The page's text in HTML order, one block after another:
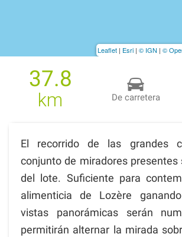
37.8
km De carretera
El recorrido de las grandes
conjunto de miradores presentes
del lote. Suficiente para
alimenticia de Lozère
vistas panorámicas serán
permitirán alternar la mirada
Leaflet | Esri | © IGN | ©